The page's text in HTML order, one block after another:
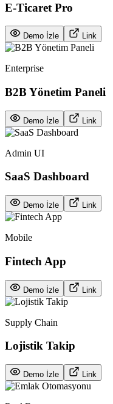
E-Ticaret Pro
Demo İzle Link
Enterprise
B2B Yönetim Paneli
Demo İzle Link
Admin UI
SaaS Dashboard
Demo İzle Link
Mobile
Fintech App
Demo İzle Link
Supply Chain
Lojistik Takip
Demo İzle Link